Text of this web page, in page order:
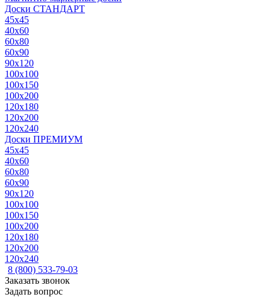
Доски СТАНДАРТ
45x45
40x60
60x80
60x90
90x120
100x100
100x150
100x200
120x180
120x200
120x240
Доски ПРЕМИУМ
45x45
40x60
60x80
60x90
90x120
100x100
100x150
100x200
120x180
120x200
120x240
8 (800) 533-79-03
Заказать звонок
Задать вопрос